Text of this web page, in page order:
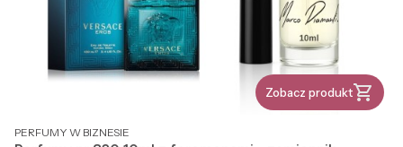
Zobacz produkt
PRODUCENT
PERFUMY W BIZNESIE